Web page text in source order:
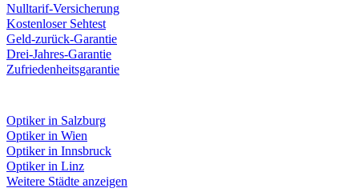
Nulltarif-Versicherung
Kostenloser Sehtest
Geld-zurück-Garantie
Drei-Jahres-Garantie
Zufriedenheitsgarantie
Optiker in Salzburg
Optiker in Wien
Optiker in Innsbruck
Optiker in Linz
Weitere Städte anzeigen